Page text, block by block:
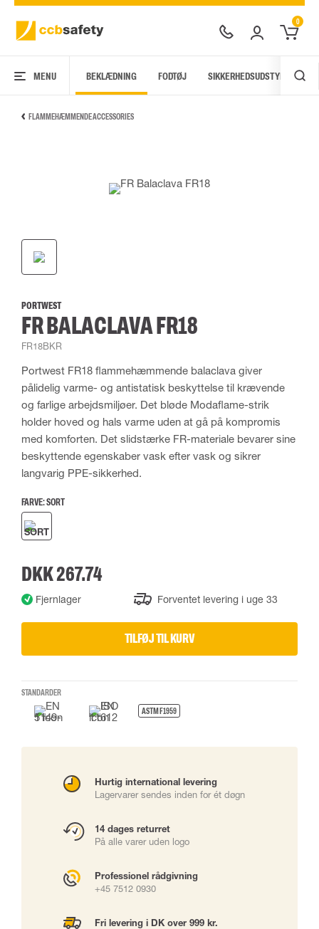
0
MENU BEKLÆDNING FODTØJ SIKKERHEDSUDSTYR
FLAMMEHÆMMENDE ACCESSORIES
PORTWEST
FR BALACLAVA FR18
FR18BKR
Portwest FR18 flammehæmmende balaclava giver
pålidelig varme- og antistatisk beskyttelse til krævende
og farlige arbejdsmiljøer. Det bløde Modaflame-strik
holder hoved og hals varme uden at gå på kompromis
med komforten. Det slidstærke FR-materiale bevarer sine
beskyttende egenskaber vask efter vask og sikrer
langvarig PPE-sikkerhed.
FARVE:SORT
DKK 267.74
Fjernlager Forventet levering i uge 33
TILFØJ TIL KURV
STANDARDER
ASTM F1959
Hurtig international levering
Lagervarer sendes inden for ét døgn
14 dages returret
På alle varer uden logo
Professionel rådgivning
+45 7512 0930
Fri levering i DK over 999 kr.